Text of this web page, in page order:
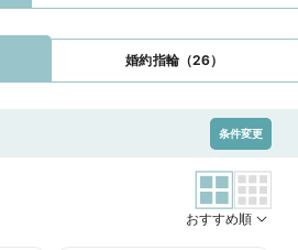
婚約指輪（26）
条件変更
おすすめ順